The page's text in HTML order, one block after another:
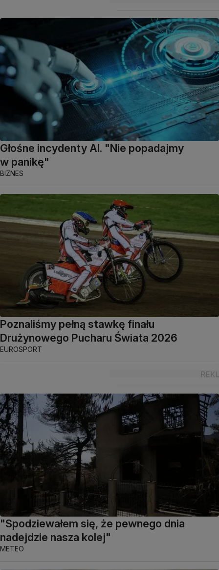
Głośne incydenty AI. "Nie popadajmy
w panikę"
BIZNES
Poznaliśmy pełną stawkę finału
Drużynowego Pucharu Świata 2026
EUROSPORT
"Spodziewałem się, że pewnego dnia
nadejdzie nasza kolej"
METEO